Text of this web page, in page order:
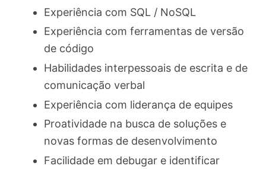
Experiência com SQL / NoSQL
Experiência com ferramentas de versão
de código
Habilidades interpessoais de escrita e de
comunicação verbal
Experiência com liderança de equipes
Proatividade na busca de soluções e
novas formas de desenvolvimento
Facilidade em debugar e identificar